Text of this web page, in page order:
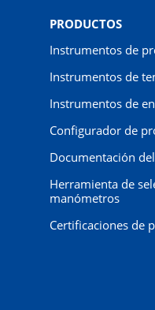
PRODUCTOS
Instrumentos de
Instrumentos de
Instrumentos de
Configurador de
Documentación
Herramienta de
manómetros
Certificaciones de